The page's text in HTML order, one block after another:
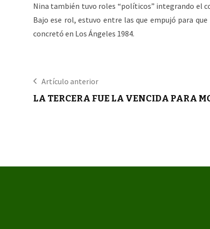
Nina también tuvo roles “políticos” integrando el
Bajo ese rol, estuvo entre las que empujó para
concretó en Los Ángeles 1984.
Artículo anterior
LA TERCERA FUE LA VENCIDA PARA